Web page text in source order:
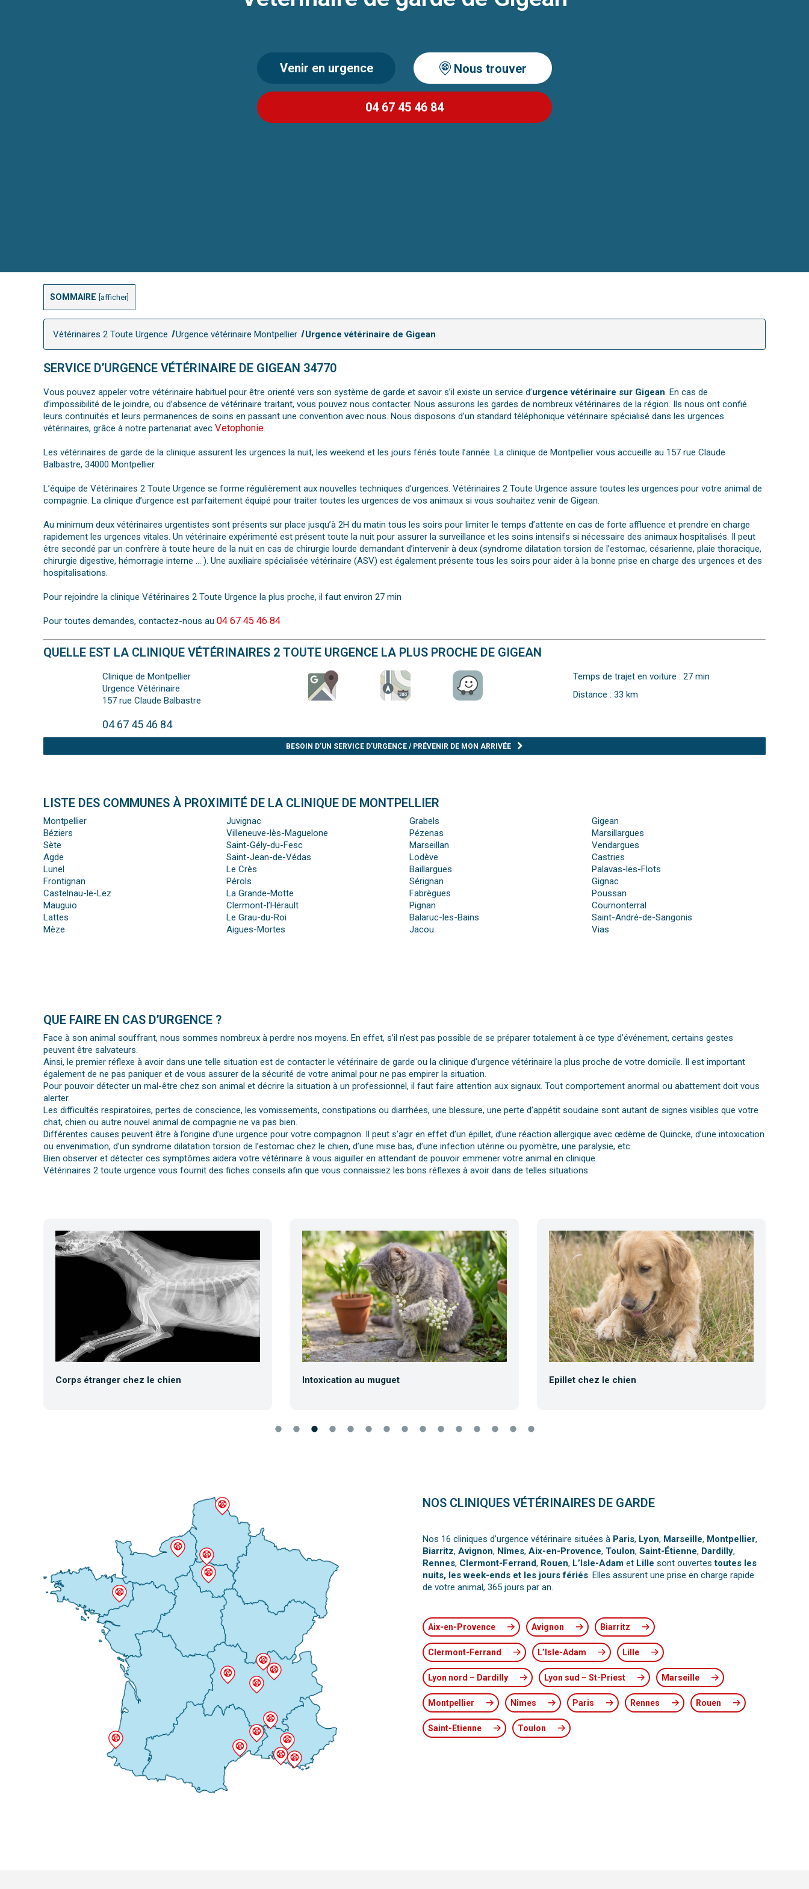
SOMMAIRE afficher
Venir en urgence
04 67 45 46 84
Nous trouver
Vétérinaires 2 Toute Urgence Urgence vétérinaire Montpellier Urgence vétérinaire de Gigean
SERVICE D’URGENCE VÉTÉRINAIRE DE GIGEAN 34770
Vous pouvez appeler votre vétérinaire habituel pour être orienté vers son système de garde et savoir s’il existe un service d’urgence vétérinaire sur Gigean. En cas de
d’impossibilité de le joindre, ou d’absence de vétérinaire traitant, vous pouvez nous contacter. Nous assurons les gardes de nombreux vétérinaires de la région. Ils nous ont confié
leurs continuités et leurs permanences de soins en passant une convention avec nous. Nous disposons d’un standard téléphonique vétérinaire spécialisé dans les urgences
vétérinaires, grâce à notre partenariat avec Vetophonie.
Les vétérinaires de garde de la clinique assurent les urgences la nuit, les weekend et les jours fériés toute l’année. La clinique de Montpellier vous accueille au 157 rue Claude
Balbastre, 34000 Montpellier.
L’équipe de Vétérinaires 2 Toute Urgence se forme régulièrement aux nouvelles techniques d’urgences. Vétérinaires 2 Toute Urgence assure toutes les urgences pour votre animal de
compagnie. La clinique d’urgence est parfaitement équipé pour traiter toutes les urgences de vos animaux si vous souhaitez venir de Gigean.
Au minimum deux vétérinaires urgentistes sont présents sur place jusqu’à 2H du matin tous les soirs pour limiter le temps d’attente en cas de forte affluence et prendre en charge
rapidement les urgences vitales. Un vétérinaire expérimenté est présent toute la nuit pour assurer la surveillance et les soins intensifs si nécessaire des animaux hospitalisés. Il peut
être secondé par un confrère à toute heure de la nuit en cas de chirurgie lourde demandant d’intervenir à deux (syndrome dilatation torsion de l’estomac, césarienne, plaie thoracique,
chirurgie digestive, hémorragie interne … ). Une auxiliaire spécialisée vétérinaire (ASV) est également présente tous les soirs pour aider à la bonne prise en charge des urgences et des
hospitalisations.
Pour rejoindre la clinique Vétérinaires 2 Toute Urgence la plus proche, il faut environ 27 min
Pour toutes demandes, contactez-nous au 04 67 45 46 84
QUELLE EST LA CLINIQUE VÉTÉRINAIRES 2 TOUTE URGENCE LA PLUS PROCHE DE GIGEAN
Clinique de Montpellier
Urgence Vétérinaire
157 rue Claude Balbastre
04 67 45 46 84
Temps de trajet en voiture : 27 min
Distance : 33 km
BESOIN D’UN SERVICE D’URGENCE / PRÉVENIR DE MON ARRIVÉE
LISTE DES COMMUNES À PROXIMITÉ DE LA CLINIQUE DE MONTPELLIER
Montpellier
Béziers
Sète
Agde
Lunel
Frontignan
Castelnau-le-Lez
Mauguio
Lattes
Mèze
Juvignac
Villeneuve-lès-Maguelone
Saint-Gély-du-Fesc
Saint-Jean-de-Védas
Le Crès
Pérols
La Grande-Motte
Clermont-l’Hérault
Le Grau-du-Roi
Aigues-Mortes
Grabels
Pézenas
Marseillan
Lodève
Baillargues
Sérignan
Fabrègues
Pignan
Balaruc-les-Bains
Jacou
Gigean
Marsillargues
Vendargues
Castries
Palavas-les-Flots
Gignac
Poussan
Cournonterral
Saint-André-de-Sangonis
Vias
QUE FAIRE EN CAS D’URGENCE ?
Face à son animal souffrant, nous sommes nombreux à perdre nos moyens. En effet, s’il n’est pas possible de se préparer totalement à ce type d’événement, certains gestes
peuvent être salvateurs.
Ainsi, le premier réflexe à avoir dans une telle situation est de contacter le vétérinaire de garde ou la clinique d’urgence vétérinaire la plus proche de votre domicile. Il est important
également de ne pas paniquer et de vous assurer de la sécurité de votre animal pour ne pas empirer la situation.
Pour pouvoir détecter un mal-être chez son animal et décrire la situation à un professionnel, il faut faire attention aux signaux. Tout comportement anormal ou abattement doit vous
alerter.
Les difficultés respiratoires, pertes de conscience, les vomissements, constipations ou diarrhées, une blessure, une perte d’appétit soudaine sont autant de signes visibles que votre
chat, chien ou autre nouvel animal de compagnie ne va pas bien.
Différentes causes peuvent être à l’origine d’une urgence pour votre compagnon. Il peut s’agir en effet d’un épillet, d’une réaction allergique avec œdème de Quincke, d’une intoxication
ou envenimation, d’un syndrome dilatation torsion de l’estomac chez le chien, d’une mise bas, d’une infection utérine ou pyomètre, une paralysie, etc.
Bien observer et détecter ces symptômes aidera votre vétérinaire à vous aiguiller en attendant de pouvoir emmener votre animal en clinique.
Vétérinaires 2 toute urgence vous fournit des fiches conseils afin que vous connaissiez les bons réflexes à avoir dans de telles situations.
Corps étranger chez le chien Intoxication au muguet Epillet chez le chien
NOS CLINIQUES VÉTÉRINAIRES DE GARDE
Nos 16 cliniques d’urgence vétérinaire situées à Paris, Lyon, Marseille, Montpellier,
Biarritz, Avignon, Nîmes, Aix-en-Provence, Toulon, Saint-Étienne, Dardilly,
Rennes, Clermont-Ferrand, Rouen, L’Isle-Adam et Lille sont ouvertestoutes les
nuits, les week-ends et les jours fériés. Elles assurent une prise en charge rapide
de votre animal, 365 jours par an.
Aix-en-Provence Avignon Biarritz
Clermont-Ferrand L’Isle-Adam Lille
Lyon nord – Dardilly Lyon sud – St-Priest Marseille
Montpellier Nîmes Paris Rennes Rouen
Saint-Etienne Toulon